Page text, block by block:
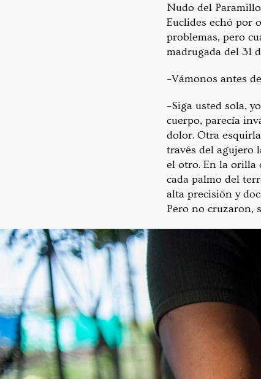
Nudo del
Euclides echó por
problemas, pero
madrugada del 31
­–Vámonos antes
–Siga usted sola,
cuerpo, parecía
dolor. Otra
través del agujero
el otro. En la orilla
cada palmo del
alta precisión y
Pero no cruzaron,